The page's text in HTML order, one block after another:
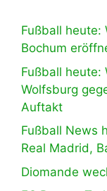
Fußball heute:
Bochum
Fußball heute:
Wolfsburg
Auftakt
Fußball News
Real Madrid,
Diomande